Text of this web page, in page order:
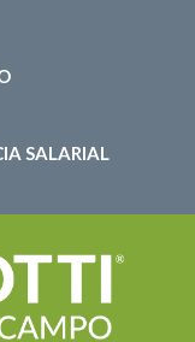
SALARIAL